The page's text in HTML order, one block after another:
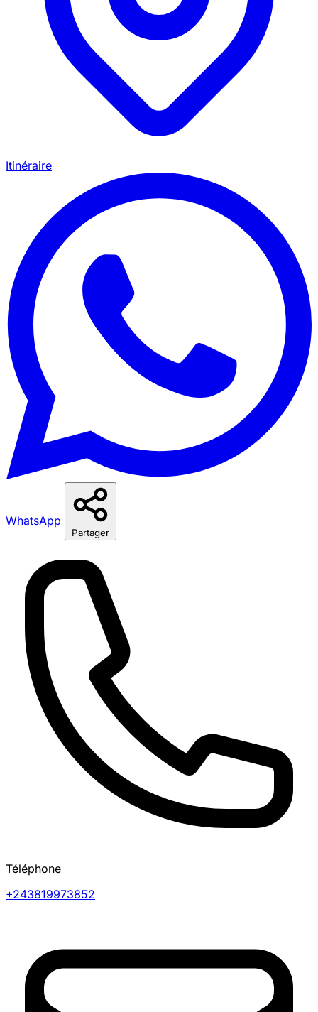
Itinéraire
WhatsApp
Partager
Téléphone
+243819973852